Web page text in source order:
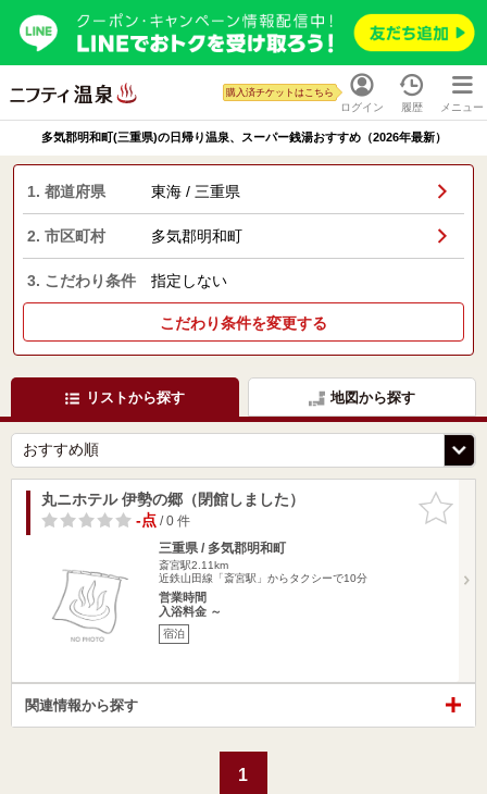
ログイン
購入済チケットはこちら
履歴 メニュー
多気郡明和町(三重県)の日帰り温泉、スーパー銭湯おすすめ（2026年最新）
1. 都道府県 東海 / 三重県
2. 市区町村 多気郡明和町
3. こだわり条件 指定しない
こだわり条件を変更する
リストから探す 地図から探す
お気に入
りに追加
丸ニホテル 伊勢の郷（閉館しました）
-点/ 0 件
三重県 / 多気郡明和町
斎宮駅2.11km
近鉄山田線「斎宮駅」からタクシーで10分
営業時間
入浴料金 ～
宿泊
関連情報から探す
1